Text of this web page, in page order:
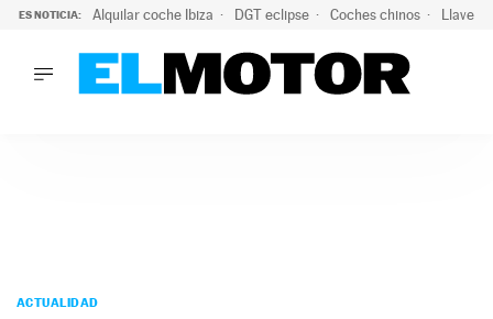
ES NOTICIA: Alquilar coche Ibiza DGT eclipse Coches chinos Llaves
PODCAST
ACTUALIDAD